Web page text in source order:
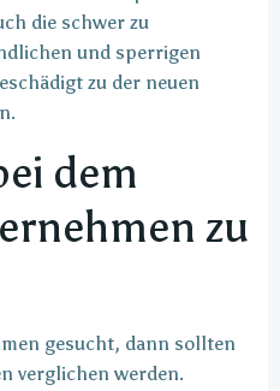
die schwer zu
und sperrigen
zu der neuen
dem
zu
gesucht, dann sollten
verglichen werden.